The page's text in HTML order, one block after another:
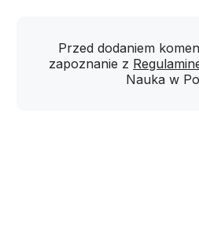
Przed dodaniem
zapoznanie z
Nauka w